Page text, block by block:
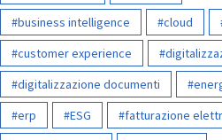
business intelligence
cloud
customer experience
digitalizzazione documenti
erp
ESG
fatturazione